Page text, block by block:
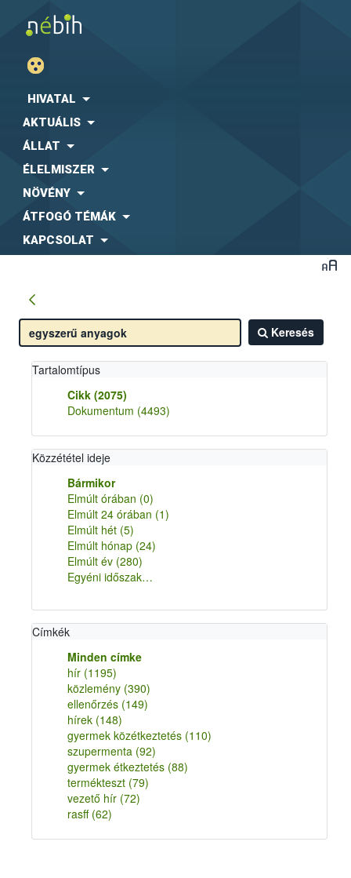
HIVATAL
AKTUÁLIS
ÁLLAT
ÉLELMISZER
NÖVÉNY
ÁTFOGÓ TÉMÁK
KAPCSOLAT
Keresés
Tartalomtípus
Cikk (2075)
Dokumentum (4493)
Közzététel ideje
Bármikor
Elmúlt órában (0)
Elmúlt 24 órában (1)
Elmúlt hét (5)
Elmúlt hónap (24)
Elmúlt év (280)
Egyéni időszak…
Címkék
Minden címke
hír (1195)
közlemény (390)
ellenőrzés (149)
hírek (148)
gyermek közétkeztetés (110)
szupermenta (92)
gyermek étkeztetés (88)
termékteszt (79)
vezető hír (72)
rasff (62)